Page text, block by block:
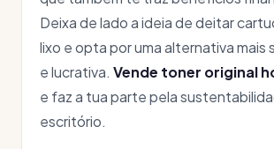
Deixa de lado a ideia de deitar
lixo e opta por uma alternativa mais
e lucrativa. Vende toner original
e faz a tua parte pela
escritório.